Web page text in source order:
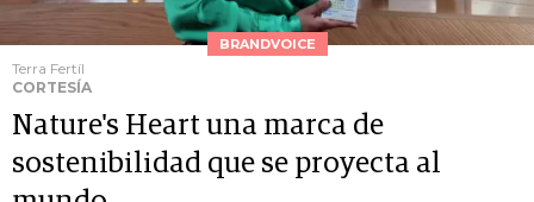
BRANDVOICE
Terra Fertíl
CORTESÍA
Nature's Heart una marca de
sostenibilidad que se proyecta al